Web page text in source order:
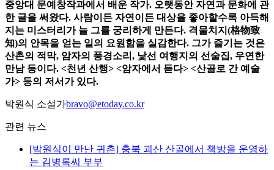
중앙대 문예창작과에서 배운 작가. 오랫동안 자연과 문화에 관
한 글을 써왔다. 사람이든 자연이든 대상을 좋아할수록 아득해
지는 미스터리가 늘 그를 궁리하게 만든다. 격물치지(格物致
知)의 안목을 얻는 일의 요원함을 실감한다. 그가 즐기는 것은
산촌의 적막, 암자의 풍경소리, 낯선 여행지의 선술집, 우연한
만남 등이다. <천년 산행> <암자에서 듣다> <산골로 간 예술
가> 등의 저서가 있다.
박원식 소설가bravo@etoday.co.kr
관련 뉴스
[박원식이 만난 귀촌] 충북 괴산 산골에서 책방을 운영하
는 김병록씨 부부